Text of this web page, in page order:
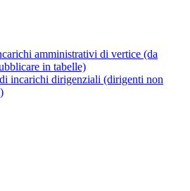
amministrativi di vertice (da
in tabelle)
incarichi dirigenziali (dirigenti non